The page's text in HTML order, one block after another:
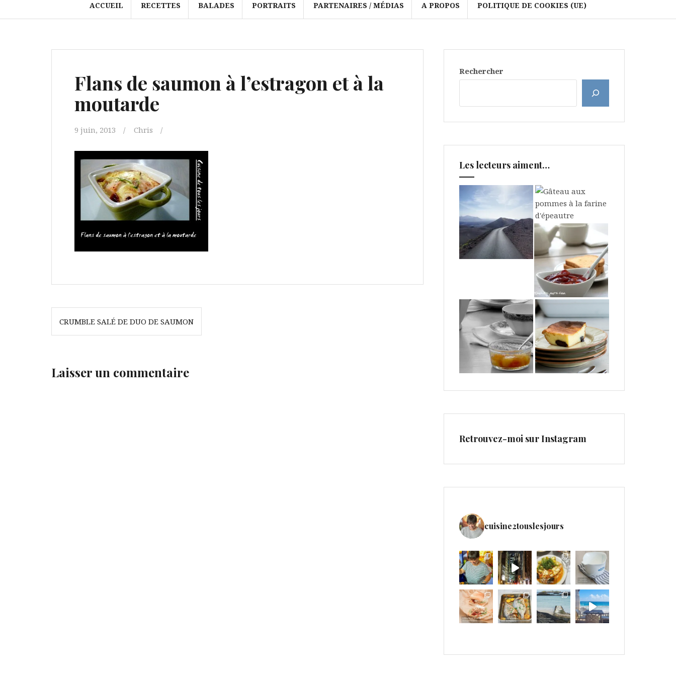
ACCUEIL RECETTES BALADES PORTRAITS PARTENAIRES / MÉDIAS A PROPOS POLITIQUE DE COOKIES (UE)
Flans de saumon à l’estragon et à la
moutarde
9 juin, 2013 Chris
Navigation
deCRUMBLE SALÉ DE DUO DE SAUMON
Laisser un commentaire
Rechercher
Les lecteurs aiment…
Retrouvez-moi sur Instagram
cuisine2touslesjours